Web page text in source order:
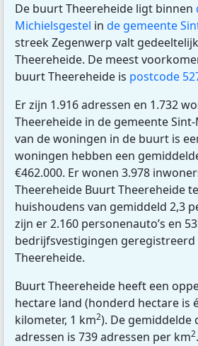
De buurt Theereheide ligt binnen
Michielsgestel in de gemeente
streek Zegenwerp valt
Theereheide. De meest
buurt Theereheide is postcode
Er zijn 1.916 adressen en 1.732
Theereheide in de gemeente
van de woningen in de buurt is
woningen hebben een
€462.000. Er wonen 3.978
Theereheide Buurt Theereheide
huishoudens van gemiddeld 2,3
zijn er 2.160 personenauto’s en
bedrijfsvestigingen
Theereheide.
Buurt Theereheide heeft een
hectare land (honderd hectare is
kilometer, 1 km2). De gemiddelde
adressen is 739 adressen per km2.